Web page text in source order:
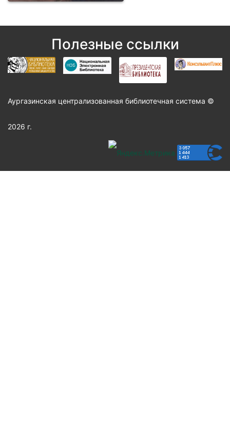
Полезные ссылки
Аургазинская централизованная библиотечная система ©
2026 г.